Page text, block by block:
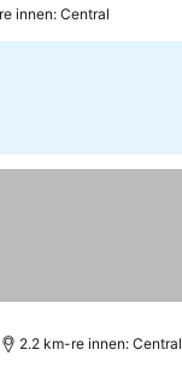
innen: Central
2.2 km-re innen: Central